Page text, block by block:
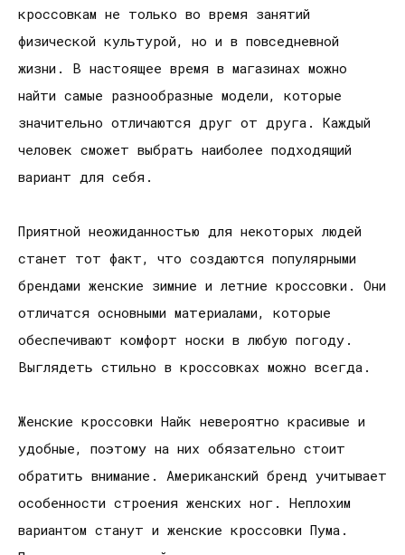
кроссовкам не только во время занятий
физической культурой, но и в повседневной
жизни. В настоящее время в магазинах можно
найти самые разнообразные модели, которые
значительно отличаются друг от друга. Каждый
человек сможет выбрать наиболее подходящий
вариант для себя.
Приятной неожиданностью для некоторых людей
станет тот факт, что создаются популярными
брендами женские зимние и летние кроссовки. Они
отличатся основными материалами, которые
обеспечивают комфорт носки в любую погоду.
Выглядеть стильно в кроссовках можно всегда.
Женские кроссовки Найк невероятно красивые и
удобные, поэтому на них обязательно стоит
обратить внимание. Американский бренд учитывает
особенности строения женских ног. Неплохим
вариантом станут и женские кроссовки Пума.